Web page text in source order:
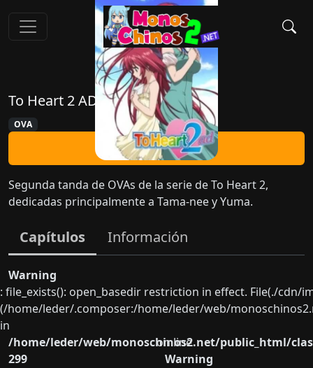
To Heart 2 AD
OVA
Ver Ahora
Segunda tanda de OVAs de la serie de To Heart 2,
dedicadas principalmente a Tama-nee y Yuma.
Capítulos Información
Warning
: file_exists(): open_basedir restriction in effect. File(./
(/home/leder/.composer:/home/leder/web/
in
/home/leder/web/monoschinos2.net/public_html/
on line
299
Warning